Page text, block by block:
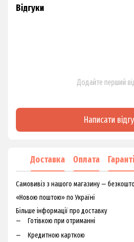
Відгуки
Додайте перший
Написати
Доставка Оплата
Самовивіз з нашого магазину —
«Новою поштою» по Україні
Більше інформації про доставку
Готівкою при отриманні
Кредитною карткою